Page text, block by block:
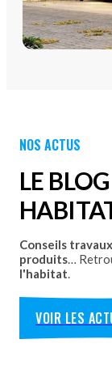
Découvrez nos
DÉCOUVRIR
NOS ACTUS
LE
Conseils travaux
produits…
l'habitat.
VOIR LES